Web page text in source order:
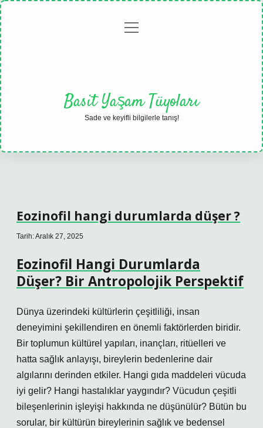
Gizlilikmenüyü
Basit Yaşam Tüyoları
Sade ve keyifli bilgilerle tanış!
Eozinofil hangi durumlarda düşer ?
Tarih: Aralık 27, 2025
Eozinofil Hangi Durumlarda
Düşer? Bir Antropolojik Perspektif
Dünya üzerindeki kültürlerin çeşitliliği, insan
deneyimini şekillendiren en önemli faktörlerden biridir.
Bir toplumun kültürel yapıları, inançları, ritüelleri ve
hatta sağlık anlayışı, bireylerin bedenlerine dair
algılarını derinden etkiler. Hangi gıda maddeleri vücuda
iyi gelir? Hangi hastalıklar yaygındır? Vücudun çeşitli
bileşenlerinin işleyişi hakkında ne düşünülür? Bütün bu
sorular, bir kültürün bireylerinin sağlık ve bedensel